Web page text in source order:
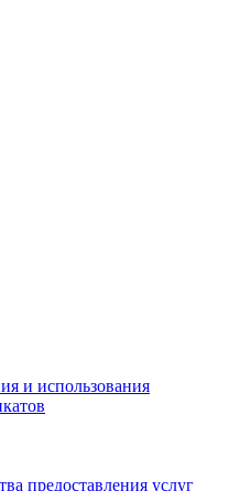
и использования
предоставления услуг